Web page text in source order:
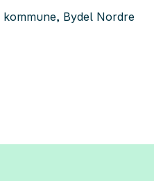
kommune, Bydel Nordre